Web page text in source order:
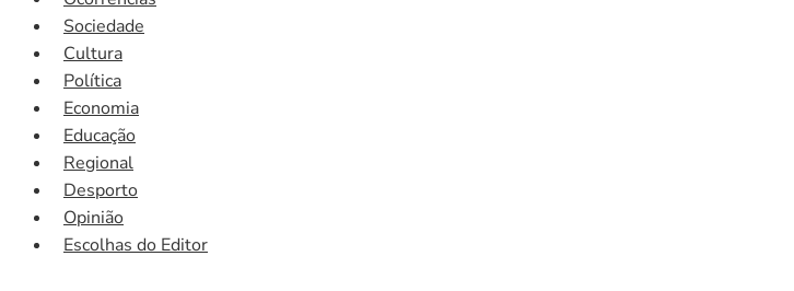
Sociedade
Cultura
Política
Economia
Educação
Regional
Desporto
Opinião
Escolhas do Editor